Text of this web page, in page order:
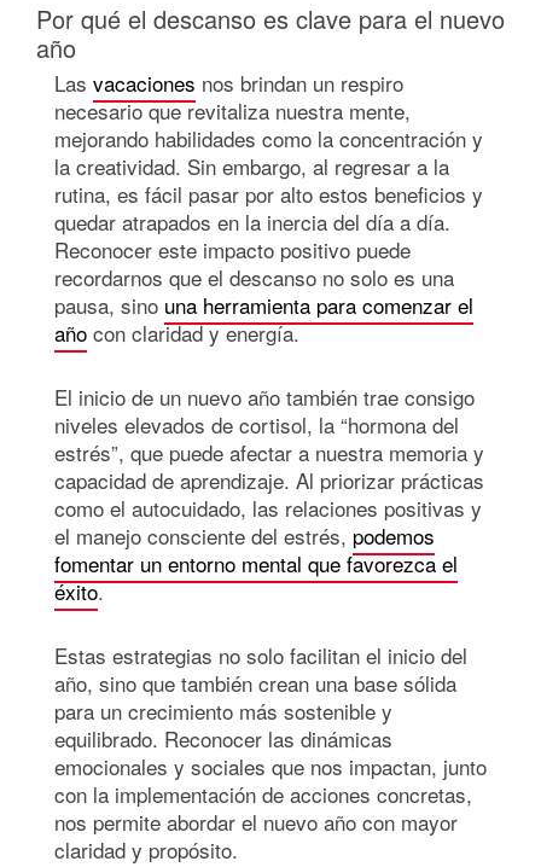
Por qué el descanso es clave para el nuevo
año
Las vacaciones nos brindan un respiro
necesario que revitaliza nuestra mente,
mejorando habilidades como la concentración y
la creatividad. Sin embargo, al regresar a la
rutina, es fácil pasar por alto estos beneficios y
quedar atrapados en la inercia del día a día.
Reconocer este impacto positivo puede
recordarnos que el descanso no solo es una
pausa, sino una herramienta para comenzar el
año con claridad y energía.
El inicio de un nuevo año también trae consigo
niveles elevados de cortisol, la “hormona del
estrés”, que puede afectar a nuestra memoria y
capacidad de aprendizaje. Al priorizar prácticas
como el autocuidado, las relaciones positivas y
el manejo consciente del estrés, podemos
fomentar un entorno mental que favorezca el
éxito.
Estas estrategias no solo facilitan el inicio del
año, sino que también crean una base sólida
para un crecimiento más sostenible y
equilibrado. Reconocer las dinámicas
emocionales y sociales que nos impactan, junto
con la implementación de acciones concretas,
nos permite abordar el nuevo año con mayor
claridad y propósito.